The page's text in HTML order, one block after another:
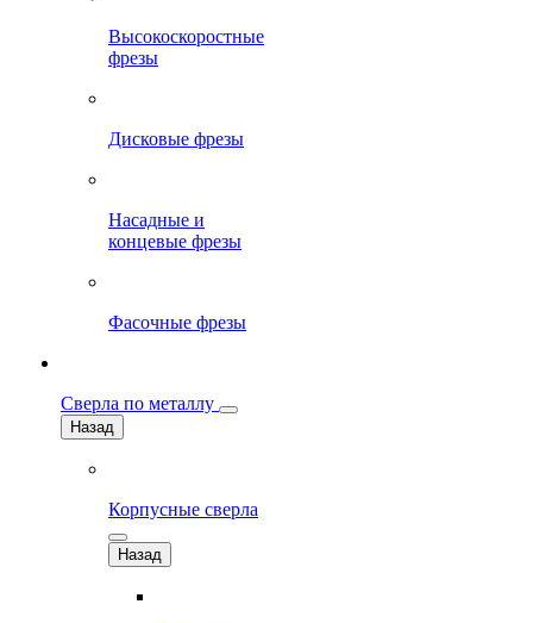
Высокоскоростные
фрезы
Дисковые фрезы
Насадные и
концевые фрезы
Фасочные фрезы
Сверла по металлу
Назад
Корпусные сверла
Назад